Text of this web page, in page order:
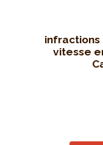
infractions
vitesse